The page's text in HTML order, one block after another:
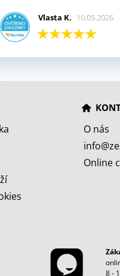
Vlasta K. 10.05.2026
O nás
Online
8 -